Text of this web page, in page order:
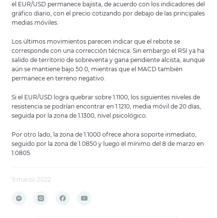
el EUR/USD permanece bajista, de acuerdo con los indicadores del
gráfico diario, con el precio cotizando por debajo de las principales
medias móviles.
Los últimos movimientos parecen indicar que el rebote se
corresponde con una corrección técnica. Sin embargo el RSI ya ha
salido de territorio de sobreventa y gana pendiente alcista, aunque
aún se mantiene bajo 50.0, mientras que el MACD también
permanece en terreno negativo.
Si el EUR/USD logra quebrar sobre 1.1100, los siguientes niveles de
resistencia se podrían encontrar en 1.1210, media móvil de 20 días,
seguida por la zona de 1.1300, nivel psicológico.
Por otro lado, la zona de 1.1000 ofrece ahora soporte inmediato,
seguido por la zona de 1.0850 y luego el mínimo del 8 de marzo en
1.0805.
9 marzo 2022